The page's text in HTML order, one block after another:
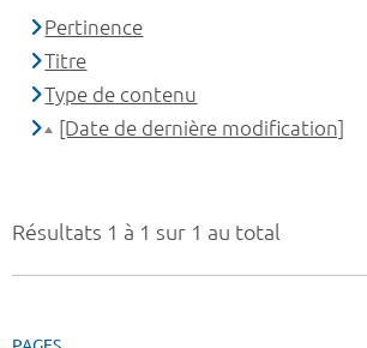
Résultats 1 à 1 sur 1 au total
Pertinence
Titre
Type de contenu
[Date de dernière modification]